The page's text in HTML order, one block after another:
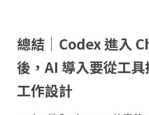
總結｜ Codex 進入
後，AI 導入要從工
工作設計